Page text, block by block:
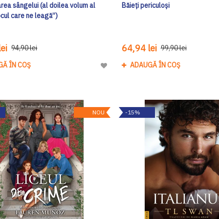
sângelui (al doilea volum al
care ne leagă”)
94,90 lei
ÎN COȘ
Adaugă
Dorinte
Băieți periculoși
64,94 lei 99,90 lei
ADAUGĂ ÎN COȘ
NOU -15%